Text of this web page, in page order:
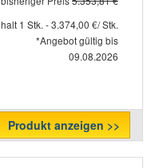
1 Stk. - 3.374,00 €/ Stk.
*Angebot gültig bis
09.08.2026
Produkt anzeigen >>